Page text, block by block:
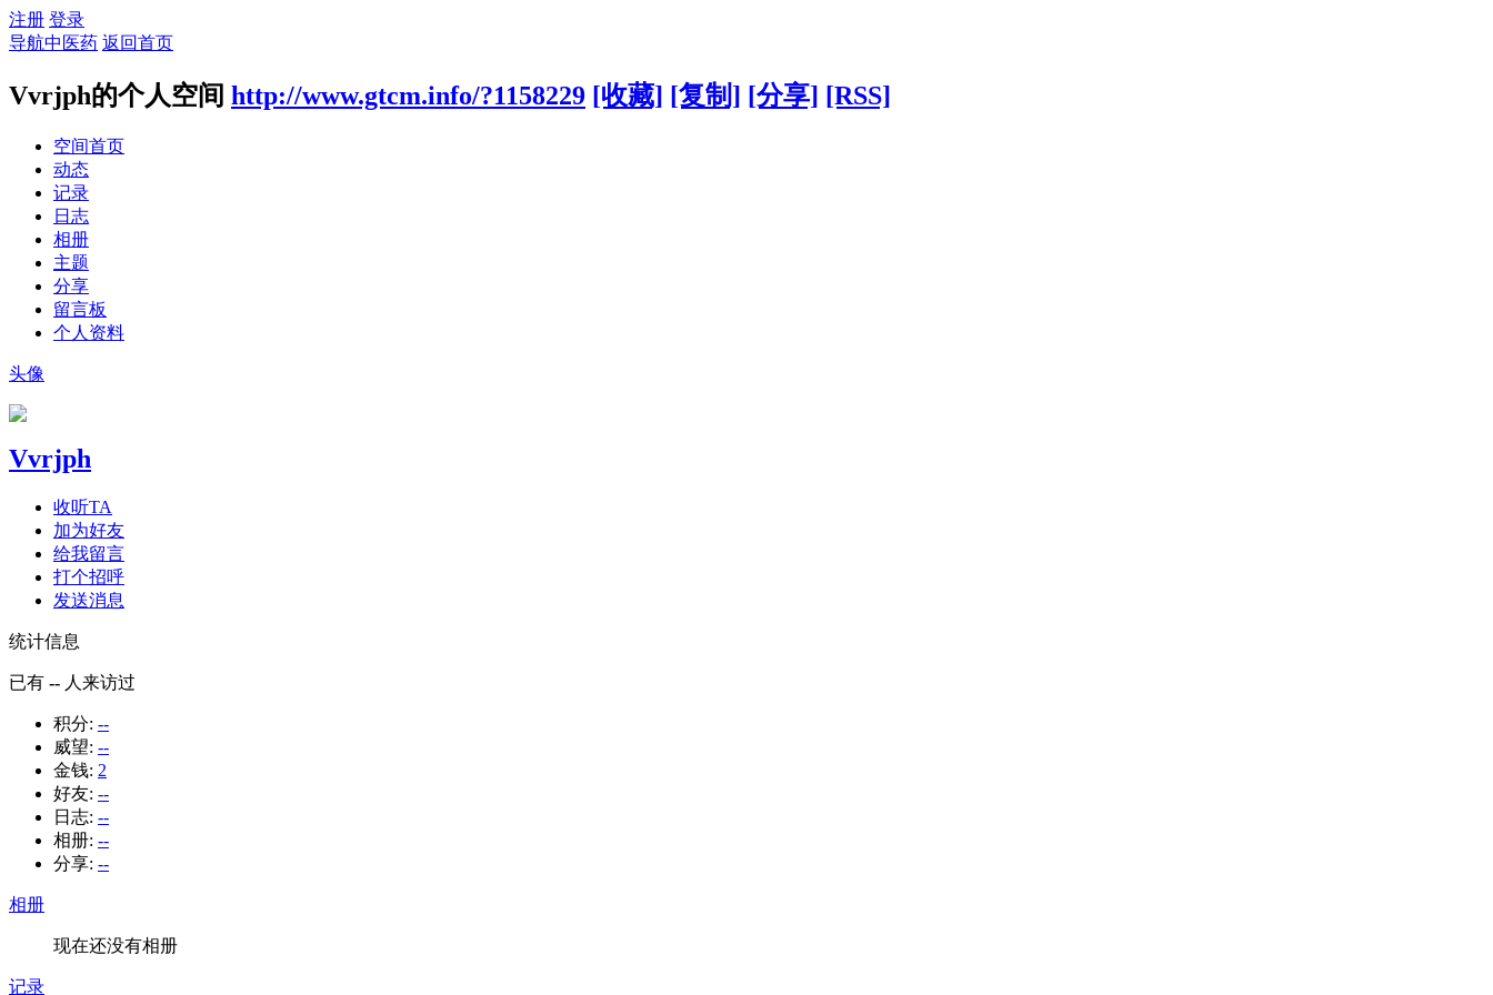
注册 登录
导航中医药 返回首页
Vvrjph的个人空间 http://www.gtcm.info/?1158229 [收藏] [复制] [分享] [RSS]
空间首页
动态
记录
日志
相册
主题
分享
留言板
个人资料
头像
Vvrjph
收听TA
加为好友
给我留言
打个招呼
发送消息
统计信息
已有 -- 人来访过
积分: --
威望: --
金钱: 2
好友: --
日志: --
相册: --
分享: --
相册
现在还没有相册
记录